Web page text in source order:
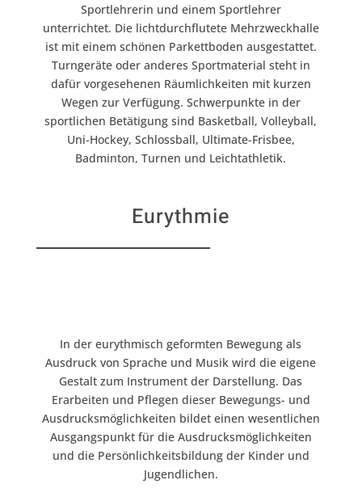
Sportlehrerin und einem Sportlehrer
unterrichtet. Die lichtdurchflutete Mehrzweckhalle
ist mit einem schönen Parkettboden ausgestattet.
Turngeräte oder anderes Sportmaterial steht in
dafür vorgesehenen Räumlichkeiten mit kurzen
Wegen zur Verfügung. Schwerpunkte in der
sportlichen Betätigung sind Basketball, Volleyball,
Uni-Hockey, Schlossball, Ultimate-Frisbee,
Badminton, Turnen und Leichtathletik.
Eurythmie
In der eurythmisch geformten Bewegung als
Ausdruck von Sprache und Musik wird die eigene
Gestalt zum Instrument der Darstellung. Das
Erarbeiten und Pflegen dieser Bewegungs- und
Ausdrucksmöglichkeiten bildet einen wesentlichen
Ausgangspunkt für die Ausdrucksmöglichkeiten
und die Persönlichkeitsbildung der Kinder und
Jugendlichen.